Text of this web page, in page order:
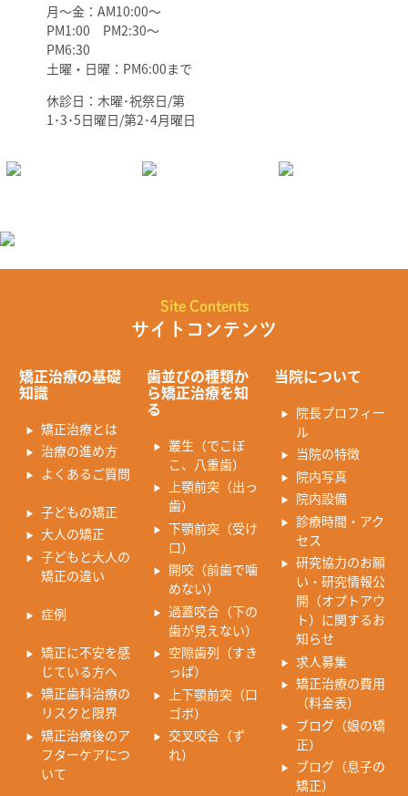
月～金：AM10:00～
PM1:00 PM2:30～
PM6:30
土曜・日曜：PM6:00まで
休診日：木曜･祝祭日/第
1･3･5日曜日/第2･4月曜日
Site Contents
サイトコンテンツ
矯正治療の基礎
知識
矯正治療とは
治療の進め方
よくあるご質問
子どもの矯正
大人の矯正
子どもと大人の
矯正の違い
症例
矯正に不安を感
じている方へ
矯正歯科治療の
リスクと限界
矯正治療後のア
フターケアにつ
いて
歯並びの種類か
ら矯正治療を知
る
叢生（でこぼ
こ、八重歯）
上顎前突（出っ
歯）
下顎前突（受け
口）
開咬（前歯で噛
めない）
過蓋咬合（下の
歯が見えない）
空隙歯列（すき
っぱ）
上下顎前突（口
ゴボ）
交叉咬合（ず
れ）
当院について
院長プロフィー
ル
当院の特徴
院内写真
院内設備
診療時間・アク
セス
研究協力のお願
い・研究情報公
開（オプトアウ
ト）に関するお
知らせ
求人募集
矯正治療の費用
（料金表）
ブログ（娘の矯
正）
ブログ（息子の
矯正）